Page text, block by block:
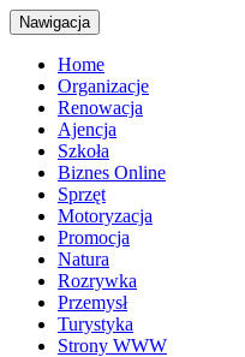
Nawigacja
Home
Organizacje
Renowacja
Ajencja
Szkoła
Biznes Online
Sprzęt
Motoryzacja
Promocja
Natura
Rozrywka
Przemysł
Turystyka
Strony WWW